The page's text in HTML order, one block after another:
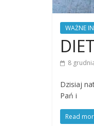
WAŻNE
8
Dzisiaj
Pań i
Read